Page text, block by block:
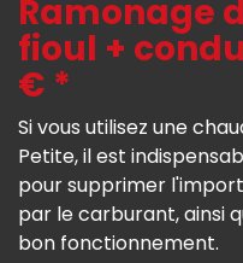
Ramonage
fioul +
€ *
Si vous utilisez une
Petite, il est
pour supprimer
par le carburant, ainsi
bon fonctionnement.